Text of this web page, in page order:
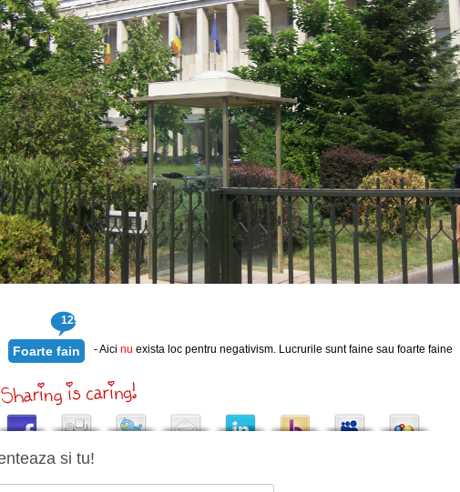
129
Foarte fain - Aici nu exista loc pentru negativism. Lucrurile sunt faine sau foarte faine
si tu!